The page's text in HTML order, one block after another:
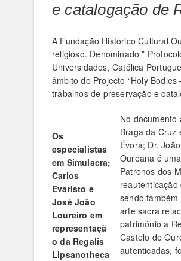
e catalogação de
A Fundação Histórico Cultural
religioso. Denominado ”
Universidades, Católica
âmbito do Projecto “Holy
trabalhos de preservação e
Os
especialistas
em Simulacra;
Carlos
Evaristo e
José João
Loureiro em
representaçã
o da Regalis
Lipsanotheca
No documento
Braga da Cruz
Évora; Dr.
Oureana é
Patronos dos
sendo
arte sacra
património a
Castelo de
autenticadas,